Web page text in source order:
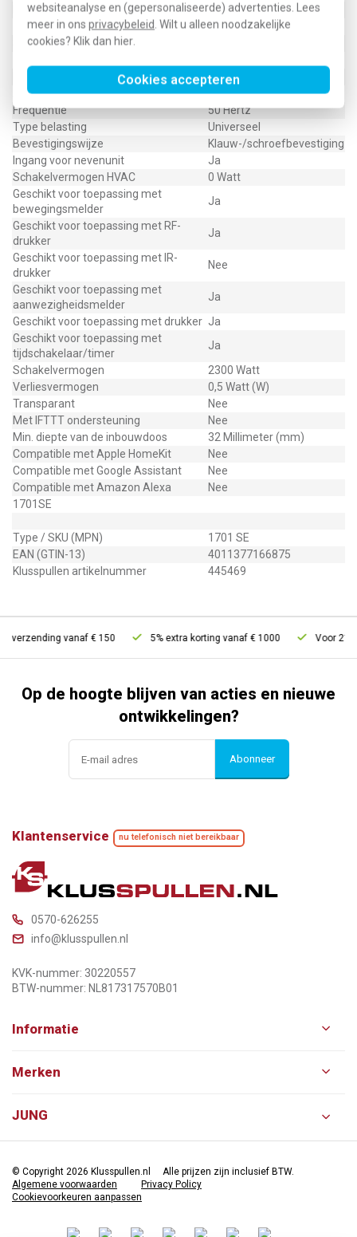
websiteanalyse en (gepersonaliseerde) advertenties. Lees
meer in ons privacybeleid. Wilt u alleen noodzakelijke
cookies? Klik dan hier.
Cookies accepteren
Nom. spanning
230 Volt (V)
Montagewijze
Inbouw (stucwerk)
Samenstelling
16 Ampère (A)
Aantal kanalen
1
Frequentie
50 Hertz
Type belasting
Universeel
Bevestigingswijze
Klauw-/schroefbevestiging
Ingang voor nevenunit
Ja
Schakelvermogen HVAC
0 Watt
Geschikt voor toepassing met
bewegingsmelder
Ja
Geschikt voor toepassing met RF-
drukker
Ja
Geschikt voor toepassing met IR-
drukker
Nee
Geschikt voor toepassing met
aanwezigheidsmelder
Ja
Geschikt voor toepassing met drukker Ja
Geschikt voor toepassing met
tijdschakelaar/timer
Ja
Schakelvermogen
2300 Watt
Verliesvermogen
0,5 Watt (W)
Transparant
Nee
Met IFTTT ondersteuning
Nee
Min. diepte van de inbouwdoos
32 Millimeter (mm)
Compatible met Apple HomeKit
Nee
Compatible met Google Assistant
Nee
Compatible met Amazon Alexa
Nee
1701SE
Type / SKU (MPN)
1701 SE
EAN (GTIN-13)
4011377166875
Klusspullen artikelnummer
445469
verzending vanaf € 150 5% extra korting vanaf € 1000 Voor 21u
Op de hoogte blijven van acties en nieuwe
ontwikkelingen?
Abonneer
Klantenservice nu telefonisch niet bereikbaar
0570-626255
info@klusspullen.nl
KVK-nummer: 30220557
BTW-nummer: NL817317570B01
Informatie
Merken
JUNG
© Copyright 2026 Klusspullen.nl
Alle prijzen zijn inclusief BTW.
Algemene voorwaarden
Privacy Policy
Cookievoorkeuren aanpassen